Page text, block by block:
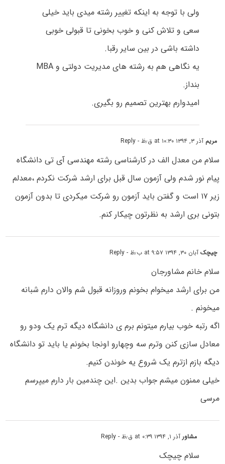
ولی با توجه به اینکه تغییر رشته میدی باید خیلی
سعی و تلاش کنی و خوب بخونی تا قبولی خوبی
داشته باشی در بین سایر رقبا.
یه نگاهی هم به رشته های مدیریت دولتی و MBA
بنداز.
امیدوارم بهترین تصمیم رو بگیری.
مریم آذر ۳, ۱۳۹۴ at ۱۰:۳۰ ق٫ظ - Reply
سلام من معدل الف در کارشناسی رشته مهندسی آی تی دانشگاه
پیام نور شدم ولی آزمون سال قبل برای ارشد شرکت نکردم ،معدلم
زیر ۱۷ است و گفتن باید آزمون رو شرکت میکردی تا بدون آزمون
بتونی بری ارشد به نظرتون چیکار کنم.
چیچکآبان ۳۰, ۱۳۹۴ at ۹:۵۷ ب٫ظ - Reply
سلام خانم مشاورجان
من برای ارشد میخوام بخونم وروزانه قبول شم والان دارم شبانه
میخونم .
اگه رتبه خوب بیارم میتونم برم ی دانشگاه دیگه ترم یک ودو رو
معادل سازی کنن وترم سه وچهارو اونجا بخونم یا باید تو دانشگاه
دیگه بازم ازترم یک شروع یه خوندن کنیم.
خیلی ممنون میشم جواب بدین .این چندمین بار دارم میپرسم
مرسی
مشاورآذر ۱, ۱۳۹۴ at ۰:۳۹ ق٫ظ - Reply
سلام چیچک